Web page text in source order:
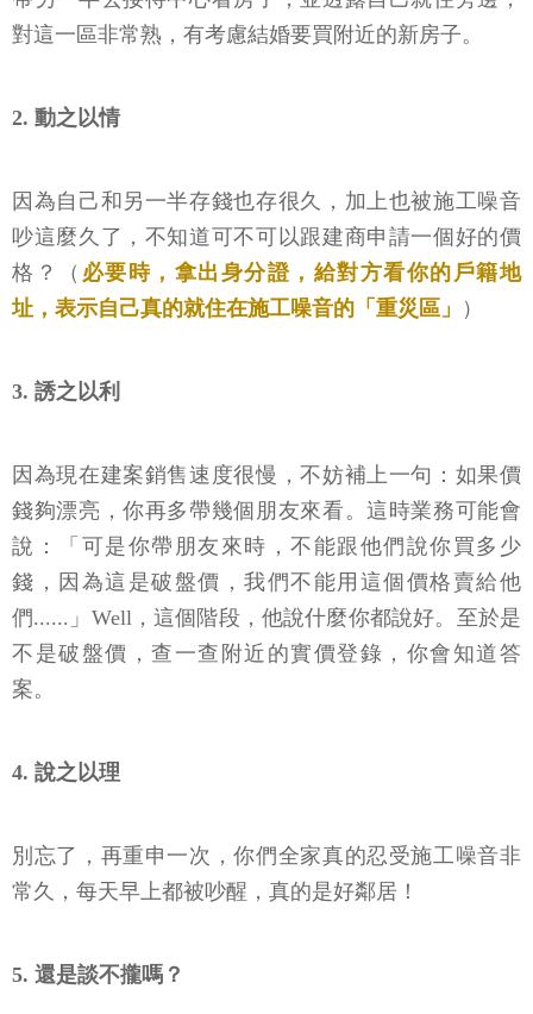
對這一區非常熟，有考慮結婚要買附近的新房子。
2. 動之以情
因為自己和另一半存錢也存很久，加上也被施工噪音
吵這麼久了，不知道可不可以跟建商申請一個好的價
格？（ 必要時，拿出身分證，給對方看你的戶籍地
址，表示自己真的就住在施工噪音的「重災區」
）
3. 誘之以利
因為現在建案銷售速度很慢，不妨補上一句：如果價
錢夠漂亮，你再多帶幾個朋友來看。這時業務可能會
說：「可是你帶朋友來時，不能跟他們說你買多少
錢，因為這是破盤價，我們不能用這個價格賣給他
們......」Well，這個階段，他說什麼你都說好。至於是
不是破盤價，查一查附近的實價登錄，你會知道答
案。
4. 說之以理
別忘了，再重申一次，你們全家真的忍受施工噪音非
常久，每天早上都被吵醒，真的是好鄰居！
5. 還是談不攏嗎？